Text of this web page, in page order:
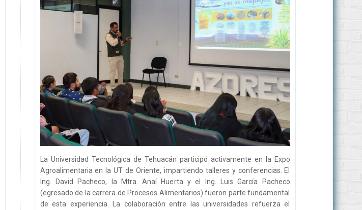
La Universidad Tecnológica de Tehuacán participó activamente en la Expo
Agroalimentaria en la UT de Oriente, impartiendo talleres y conferencias. El
Ing. David Pacheco, la Mtra. Anaí Huerta y el Ing. Luis García Pacheco
(egresado de la carrera de Procesos Alimentarios) fueron parte fundamental
de esta experiencia. La colaboración entre las universidades refuerza el